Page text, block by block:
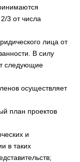
3 от числа
лица от
В силу
следующие
осуществляет
план проектов
и
в таких